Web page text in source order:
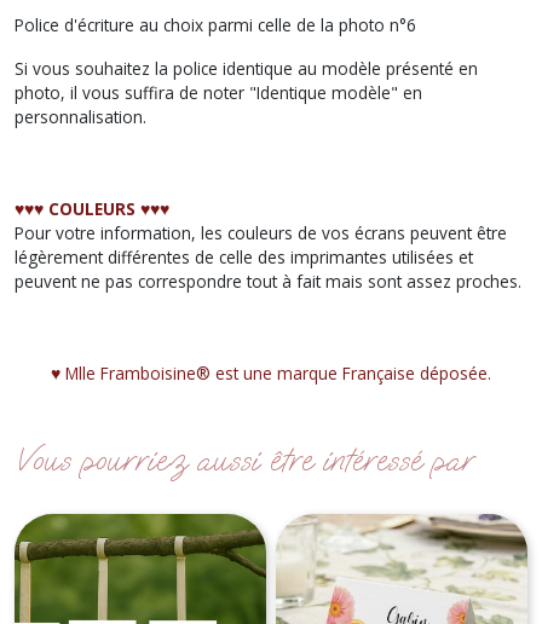
Police d'écriture au choix parmi celle de la photo n°6
Si vous souhaitez la police identique au modèle présenté en
photo, il vous suffira de noter "Identique modèle" en
personnalisation.
♥︎♥︎♥︎ COULEURS ♥︎♥︎♥︎
Pour votre information, les couleurs de vos écrans peuvent être
légèrement différentes de celle des imprimantes utilisées et
peuvent ne pas correspondre tout à fait mais sont assez proches.
♥︎ Mlle Framboisine® est une marque Française déposée.
Vous pourriez aussi être intéressé par